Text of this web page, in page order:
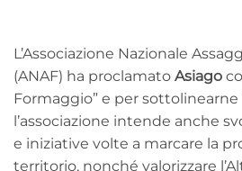
L’Associazione Nazionale
(ANAF) ha proclamato Asiago
Formaggio” e per sottolinearne
l’associazione intende anche
e iniziative volte a marcare la
territorio, nonché valorizzare